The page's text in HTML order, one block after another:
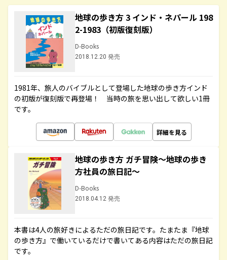
地球の歩き方 3 インド・ネパール 198
2-1983（初版復刻版）
D-Books
2018.12.20 発売
1981年、旅人のバイブルとして登場した地球の歩き方インド
の初版が復刻版で再登場！ 当時の旅を思い出して欲しい1冊
です。
詳細を見る
地球の歩き方 ガチ冒険～地球の歩き
方社員の旅日記～
D-Books
2018.04.12 発売
本書は4人の旅好きによるただの旅日記です。たまたま『地球
の歩き方』で働いているだけで書いてある内容はただの旅日記
です。